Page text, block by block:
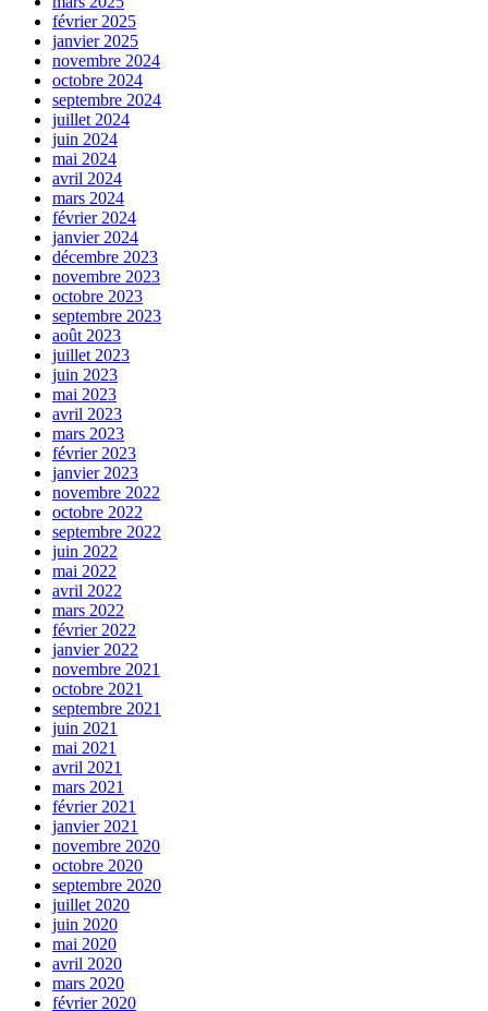
février 2025
janvier 2025
novembre 2024
octobre 2024
septembre 2024
juillet 2024
juin 2024
mai 2024
avril 2024
mars 2024
février 2024
janvier 2024
décembre 2023
novembre 2023
octobre 2023
septembre 2023
août 2023
juillet 2023
juin 2023
mai 2023
avril 2023
mars 2023
février 2023
janvier 2023
novembre 2022
octobre 2022
septembre 2022
juin 2022
mai 2022
avril 2022
mars 2022
février 2022
janvier 2022
novembre 2021
octobre 2021
septembre 2021
juin 2021
mai 2021
avril 2021
mars 2021
février 2021
janvier 2021
novembre 2020
octobre 2020
septembre 2020
juillet 2020
juin 2020
mai 2020
avril 2020
mars 2020
février 2020